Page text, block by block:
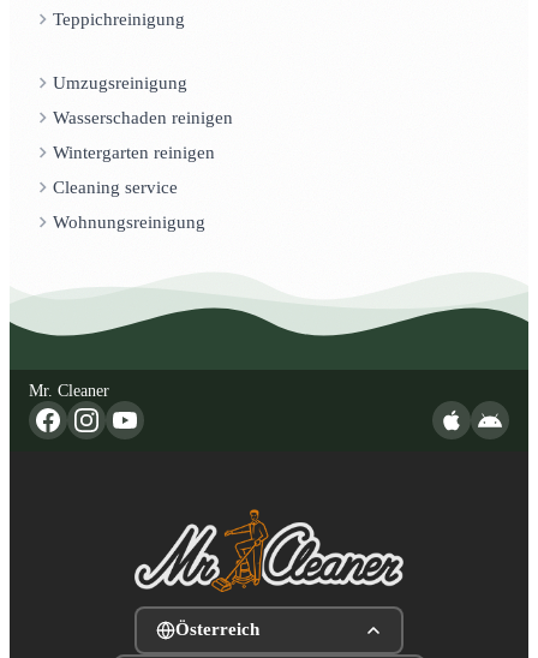
Teppichreinigung
Umzugsreinigung
Wasserschaden reinigen
Wintergarten reinigen
Cleaning service
Wohnungsreinigung
Mr. Cleaner
Österreich